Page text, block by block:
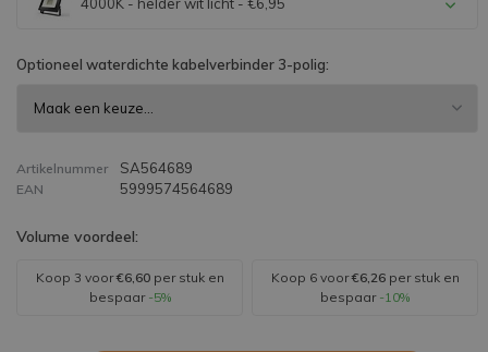
Optioneel waterdichte kabelverbinder 3-polig:
Artikelnummer SA564689
EAN 5999574564689
Volume voordeel:
Koop 3 voor€6,60per stuk en
bespaar -5%
Koop 6 voor€6,26per stuk en
bespaar -10%